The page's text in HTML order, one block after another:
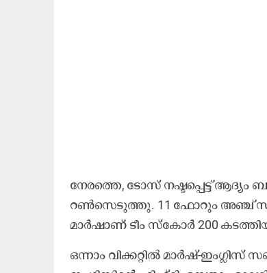
നേരത്തെ, ടോസ് നഷ്ടപ്പെട്ട് ആദ്യം
റൺസെടുത്തു. 11 ഫോറും അഞ്ച്
മാർഷാണ് ടീം സ്കോർ 200
ഒന്നാം വിക്കറ്റിൽ മാർഷ്-